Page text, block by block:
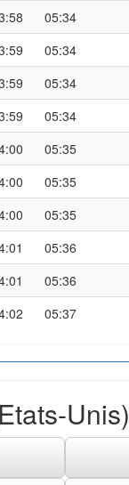
05:34
05:34
05:34
05:34
05:35
05:35
05:35
05:36
05:36
05:37
Unis)